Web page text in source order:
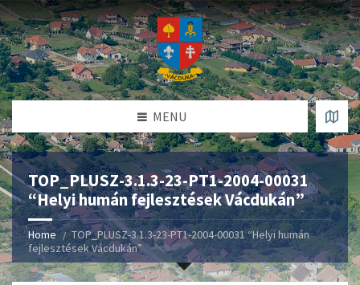
MENU
TOP_PLUSZ-3.1.3-23-PT1-2004-00031
“Helyi humán fejlesztések Vácdukán”
Home
TOP_PLUSZ-3.1.3-23-PT1-2004-00031 “Helyi humán
fejlesztések Vácdukán”